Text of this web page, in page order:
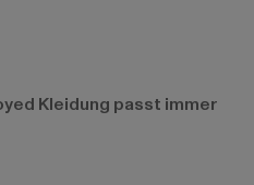
Kleidung passt immer